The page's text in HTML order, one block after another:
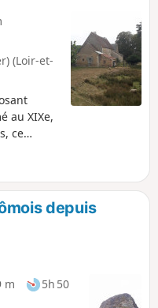
(Loir-et-
au XIXe,
ce
des
depuis
m
5h 50